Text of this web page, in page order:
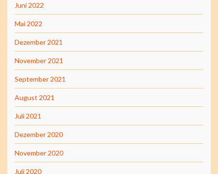
Juni 2022
Mai 2022
Dezember 2021
November 2021
September 2021
August 2021
Juli 2021
Dezember 2020
November 2020
Juli 2020